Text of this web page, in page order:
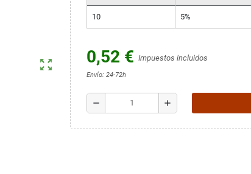
zoom_out_map
10 5%
0,52 € Impuestos incluidos
Envío: 24-72h
remove add